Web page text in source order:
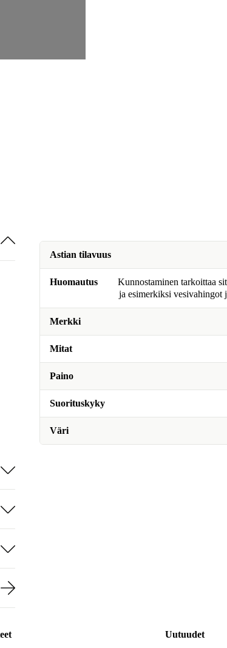
Astian tilavuus
Huomautus
Kunnostaminen tarkoittaa
ja esimerkiksi vesivahingot
Merkki
Mitat
Paino
Suorituskyky
Väri
Uutuudet